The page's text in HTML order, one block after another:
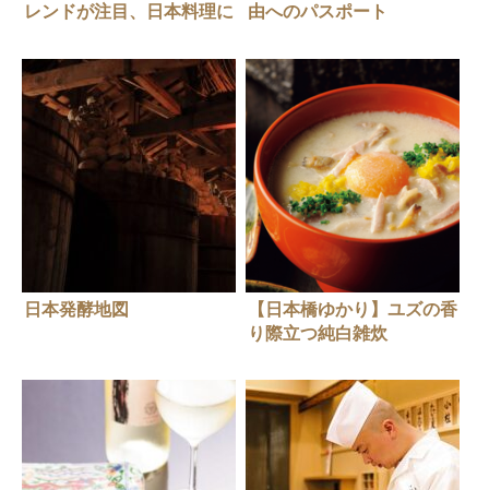
レンドが注目、日本料理に
由へのパスポート
日本発酵地図
【日本橋ゆかり】ユズの香
り際立つ純白雑炊